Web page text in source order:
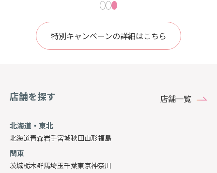
特別キャンペーンの詳細はこちら
店舗を探す 店舗一覧
北海道・東北
北海道青森岩手宮城秋田山形福島
関東
茨城栃木群馬埼玉千葉東京神奈川